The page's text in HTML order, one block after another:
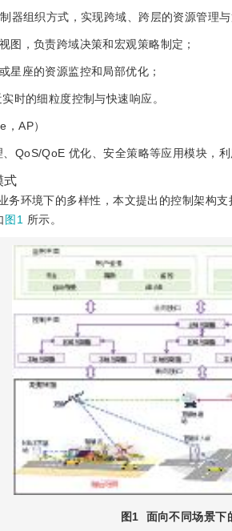
器组织方式，实现跨域、跨层的资源管理与
图，负责跨域决策和宏观策略制定；
星座的资源监控和局部优化；
时的细粒度控制与快速响应。
AP）
QoS/QoE 优化、安全策略等应用模块，
式
务环境下的多样性，本文提出的控制架构
图1 所示。
图1 面向不同场景下